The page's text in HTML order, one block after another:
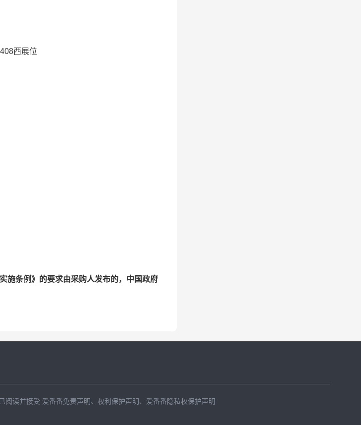
西展位
施条例》的要求由采购人发布的，中国政府
阅读并接受 爱番番免责声明 、 权利保护声明 、 爱番番隐私权保护声明